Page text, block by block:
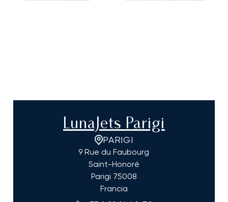
LunaJets Parigi
PARIGI
9 Rue du Faubourg
Saint-Honoré
Parigi 75008
Francia